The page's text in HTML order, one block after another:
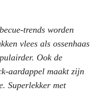
trends worden
vlees als ossenhaas
Ook de
aardappel maakt zijn
Superlekker met